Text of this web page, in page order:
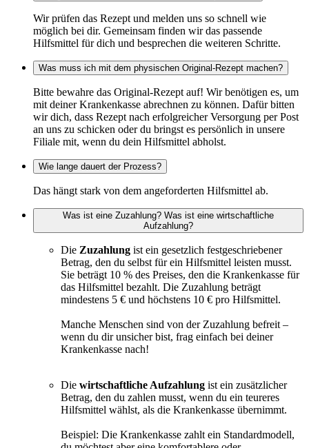
Wir prüfen das Rezept und melden uns so schnell wie
möglich bei dir. Gemeinsam finden wir das passende
Hilfsmittel für dich und besprechen die weiteren Schritte.
Was muss ich mit dem physischen Original-Rezept machen?
Bitte bewahre das Original-Rezept auf! Wir benötigen es, um
mit deiner Krankenkasse abrechnen zu können. Dafür bitten
wir dich, dass Rezept nach erfolgreicher Versorgung per Post
an uns zu schicken oder du bringst es persönlich in unsere
Filiale mit, wenn du dein Hilfsmittel abholst.
Wie lange dauert der Prozess?
Das hängt stark von dem angeforderten Hilfsmittel ab.
Was ist eine Zuzahlung? Was ist eine wirtschaftliche
Aufzahlung?
Die Zuzahlung ist ein gesetzlich festgeschriebener
Betrag, den du selbst für ein Hilfsmittel leisten musst.
Sie beträgt 10 % des Preises, den die Krankenkasse für
das Hilfsmittel bezahlt. Die Zuzahlung beträgt
mindestens 5 € und höchstens 10 € pro Hilfsmittel.
Manche Menschen sind von der Zuzahlung befreit –
wenn du dir unsicher bist, frag einfach bei deiner
Krankenkasse nach!
Die wirtschaftliche Aufzahlung ist ein zusätzlicher
Betrag, den du zahlen musst, wenn du ein teureres
Hilfsmittel wählst, als die Krankenkasse übernimmt.
Beispiel: Die Krankenkasse zahlt ein Standardmodell,